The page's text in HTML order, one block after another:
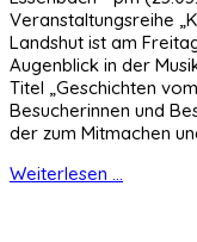
Veranstaltungsreihe
Landshut ist am
Augenblick in der
Titel „Geschichten
Besucherinnen und
der zum Mitmachen
Weiterlesen ...